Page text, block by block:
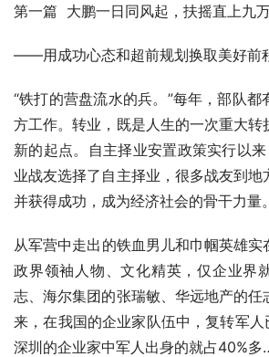
第一篇  大鹏一日同风起，扶摇直上九
——用成功心态和超前规划换取美好前
“铁打的营盘流水的兵。”每年，部队
方工作。转业，既是人生的一次重大转
新的起点。自主择业安置政策实行以
业战友选择了自主择业，很多战友到地
并获得成功，成为经济社会的骨干力量。
从军营中走出的铁血男儿和巾帼英雄
政界领袖人物、文化精英，仅企业界
志、海尔集团的张瑞敏、华远地产的任
来，在我国的企业家队伍中，复转军人
深圳的企业家中军人出身的就占40%